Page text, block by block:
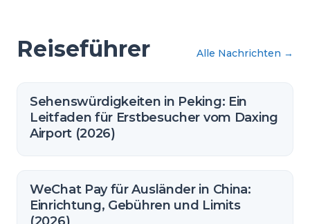
Reiseführer Alle Nachrichten →
Sehenswürdigkeiten in Peking: Ein
Leitfaden für Erstbesucher vom Daxing
Airport (2026)
WeChat Pay für Ausländer in China:
Einrichtung, Gebühren und Limits